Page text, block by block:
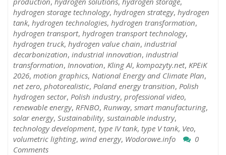
hydrogen storage technology, hydrogen strategy, hydrogen
tank, hydrogen technologies, hydrogen transformation,
hydrogen transport, hydrogen transport technology,
hydrogen truck, hydrogen value chain, industrial
decarbonization, industrial innovation, industrial
transformation, Innovation, Kling AI, kompozyty.net, KPEiK
2026, motion graphics, National Energy and Climate Plan,
net zero, photorealistic, Poland energy transition, Polish
hydrogen sector, Polish industry, professional video,
renewable energy, RFNBO, Runway, smart manufacturing,
solar energy, Sustainability, sustainable industry,
technology development, type IV tank, type V tank, Veo,
volumetric lighting, wind energy, Wodorowe.info
0
Comments